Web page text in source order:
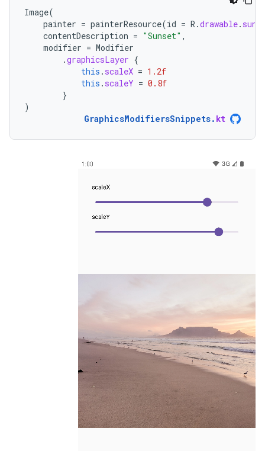
Image(
painter = painterResource(id = R .drawable.
contentDescription = "Sunset" ,
modifier = Modifier
.graphicsLayer {
this . scaleX = 1.2f
this . scaleY = 0.8f
}
)
GraphicsModifiersSnippets. kt